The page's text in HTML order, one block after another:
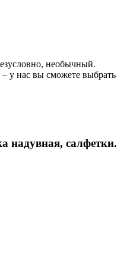
необычный.
у нас вы сможете выбрать
надувная, салфетки.